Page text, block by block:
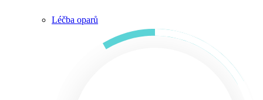
Léčba oparů